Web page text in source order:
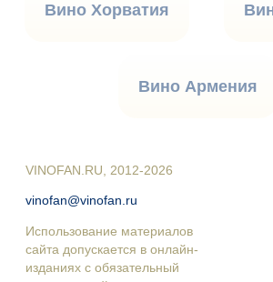
Вино Хорватия
Вино Армения
VINOFAN.RU, 2012-2026
vinofan@vinofan.ru
Использование материалов
сайта допускается в онлайн-
изданиях с обязательный